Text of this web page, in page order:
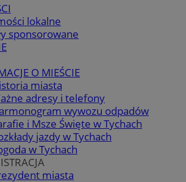
lokalne
sponsorowane
O MIEŚCIE
miasta
adresy i telefony
wywozu odpadów
i Msze Święte w Tychach
jazdy w Tychach
w Tychach
miasta